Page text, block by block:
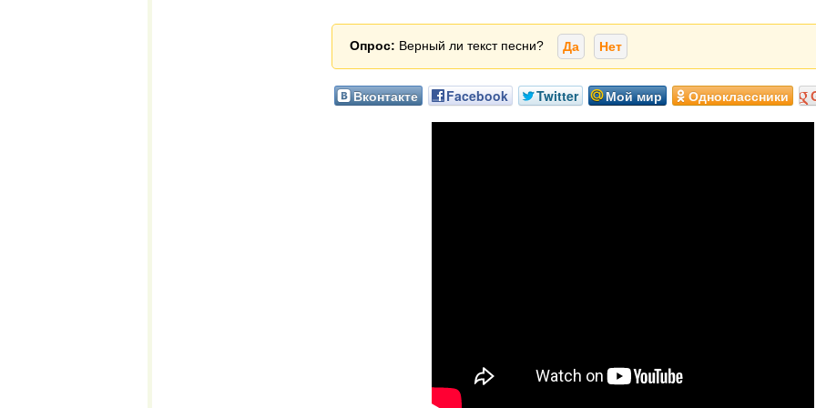
Опрос: Верный ли текст песни? Да Нет
Вконтакте Facebook Twitter Мой мир Одноклассники